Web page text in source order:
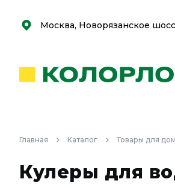
Ск
Скоро
Москва, Новорязанское
Главная Каталог Товары для
Кулеры для